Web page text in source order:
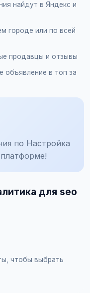
найдут в Яндекс и
городе или по всей
продавцы и отзывы
объявление в топ за
по Настройка
для seo
чтобы выбрать